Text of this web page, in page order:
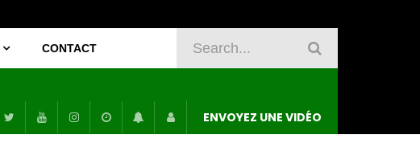
CONTACT
ENVOYEZ UNE VIDÉO